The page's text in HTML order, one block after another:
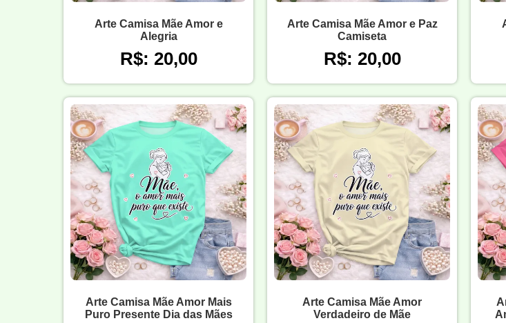
Arte Camisa Mãe Amor e
Alegria
R$: 20,00
Arte Camisa Mãe Amor e Paz
Camiseta
R$: 20,00
Arte Camisa Mãe Amor Mais
Puro Presente Dia das Mães
Arte Camisa Mãe Amor
Verdadeiro de Mãe